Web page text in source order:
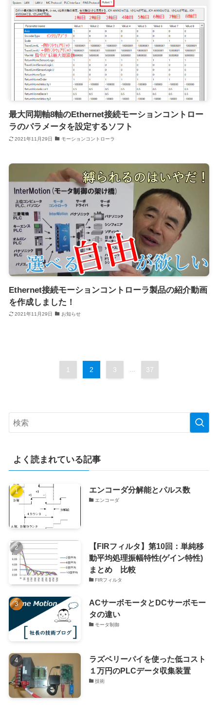
最大同期軸8軸のEthernet接続モーションコントロー
ラのパラメータを設定するソフト
2021年11月29日 モーションコントローラ
Ethernet接続モーションコントローラ製品の紹介動画
を作成しました！
2021年11月29日 お知らせ
1 2 3 37
よく読まれている記事
エンコーダ分解能とパルス数
エンコーダ
【FIRフィルタ】第10回：単純移
動平均処理振幅特性(ゲイン特性)
まとめ 比較
FIRフィルタ
ACサーボモータとDCサーボモー
タの違い
モータ制御
ラズベリーパイを使った低コスト
１万円のPLCデータ収集装置
技術